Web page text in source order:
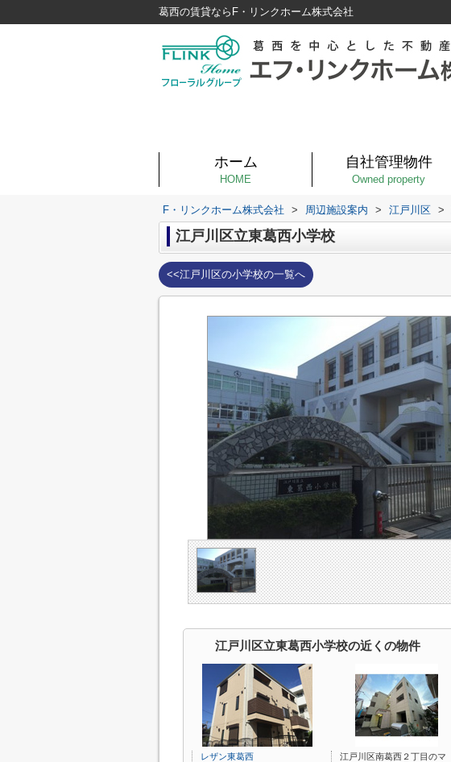
葛西の賃貸ならF・リンクホーム株式会社
ホーム
HOME
自社管理物件
Owned property
F・リンクホーム株式会社 > 周辺施設案内 > 江戸川区 >
江戸川区立東葛西小学校
<<江戸川区の小学校の一覧へ
江戸川区立東葛西小学校の近くの物件
レザン東葛西
江戸川区南葛西２丁目のマ